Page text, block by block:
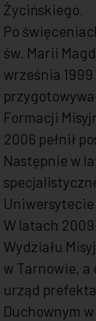
Życińskiego.
Po
św. Marii
września
Formacji
2006 pełnił
Następnie w
Uniwersytecie
W latach
Wydziału
w Tarnowie, a
urząd
Duchownym